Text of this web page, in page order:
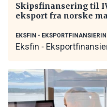
Skipsfinansering til
eksport fra norske
EKSFIN -
Eksfin -